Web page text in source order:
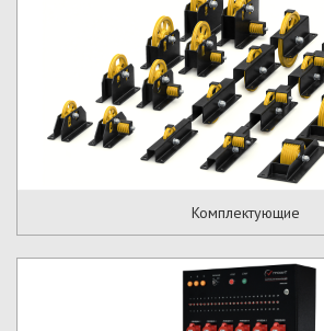
Комплектующие